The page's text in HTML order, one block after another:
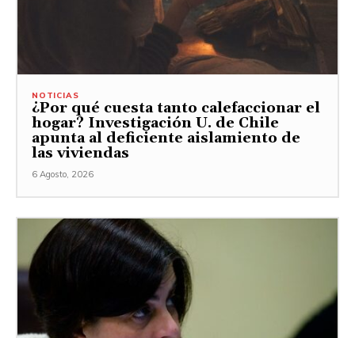
NOTICIAS
¿Por qué cuesta tanto calefaccionar el
hogar? Investigación U. de Chile
apunta al deficiente aislamiento de
las viviendas
6 Agosto, 2026